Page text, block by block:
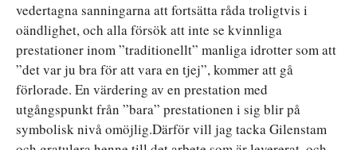
vedertagna sanningarna att fortsätta råda troligtvis i
oändlighet, och alla försök att inte se kvinnliga
prestationer inom ”traditionellt” manliga idrotter som att
”det var ju bra för att vara en tjej”, kommer att gå
förlorade. En värdering av en prestation med
utgångspunkt från ”bara” prestationen i sig blir på
symbolisk nivå omöjlig.Därför vill jag tacka Gilenstam